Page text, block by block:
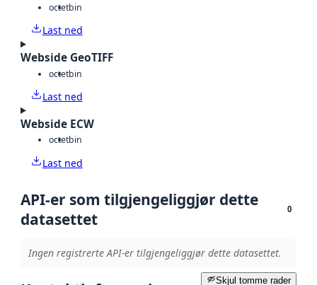
octetbin
Last ned
Webside GeoTIFF
octetbin
Last ned
Webside ECW
octetbin
Last ned
API-er som tilgjengeliggjør dette
datasettet
0
Ingen registrerte API-er tilgjengeliggjør dette datasettet.
Skjul tomme rader